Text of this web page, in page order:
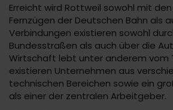
Erreicht wird Rottweil sowohl mit
Fernzügen der Deutschen Bahn als
Verbindungen existieren sowohl
Bundesstraßen als auch über die
Wirtschaft lebt unter anderem vom
existieren Unternehmen aus
technischen Bereichen sowie ein
als einer der zentralen Arbeitgeber.